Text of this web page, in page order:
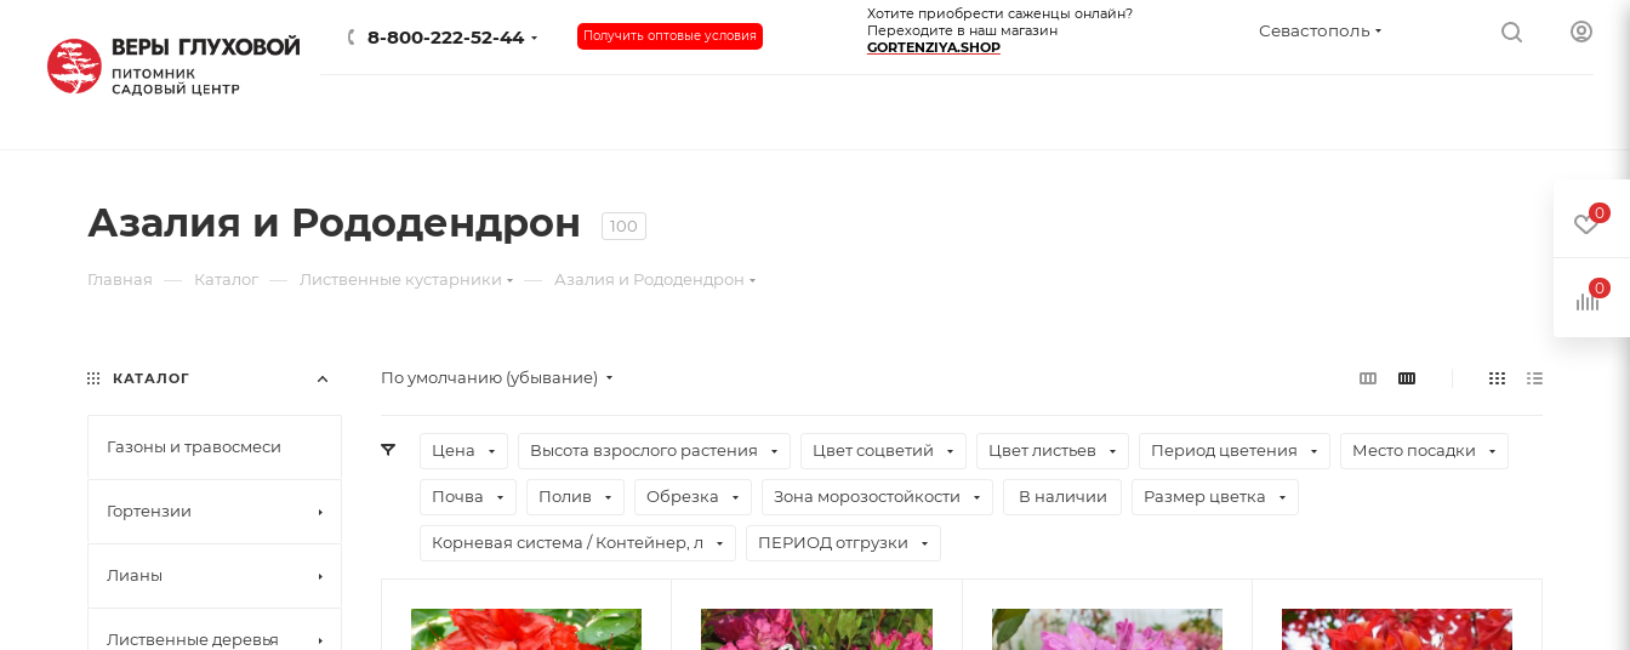
8-800-222-52-44 Получить оптовые условия
Хотите приобрести саженцы онлайн?
Переходите в наш магазин
GORTENZIYA.SHOP
Севастополь
Азалия и Рододендрон 100
Главная — Каталог — Лиственные кустарники — Азалия и Рододендрон
По умолчанию (убывание)
Цена Высота взрослого растения Цвет соцветий Цвет листьев Период цветения Место посадки
Почва Полив Обрезка Зона морозостойкости В наличии Размер цветка
Корневая система / Контейнер, л ПЕРИОД отгрузки
КАТАЛОГ
Газоны и травосмеси
Гортензии
Лианы
Лиственные деревья
0
0